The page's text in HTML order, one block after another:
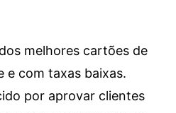
melhores cartões de
e com taxas baixas.
por aprovar clientes